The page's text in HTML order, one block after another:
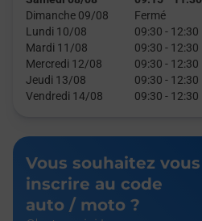
Dimanche 09/08
Fermé
Lundi 10/08
09:30 - 12:30
Mardi 11/08
09:30 - 12:30
Mercredi 12/08
09:30 - 12:30
Jeudi 13/08
09:30 - 12:30
Vendredi 14/08
09:30 - 12:30
Vous souhaitez vous
inscrire au code
auto / moto ?